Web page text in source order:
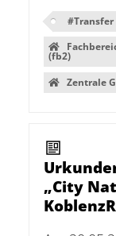
#Transfer
(fb2)
Zentrale
„City